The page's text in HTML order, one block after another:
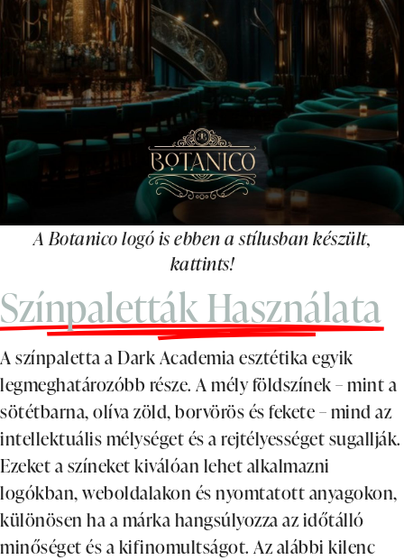
A Botanico logó is ebben a stílusban készült,
kattints!
Színpaletták Használata
A színpaletta a Dark Academia esztétika egyik
legmeghatározóbb része. A mély földszínek – mint a
sötétbarna, olíva zöld, borvörös és fekete – mind az
intellektuális mélységet és a rejtélyességet sugallják.
Ezeket a színeket kiválóan lehet alkalmazni
logókban, weboldalakon és nyomtatott anyagokon,
különösen ha a márka hangsúlyozza az időtálló
minőséget és a kifinomultságot. Az alábbi kilenc